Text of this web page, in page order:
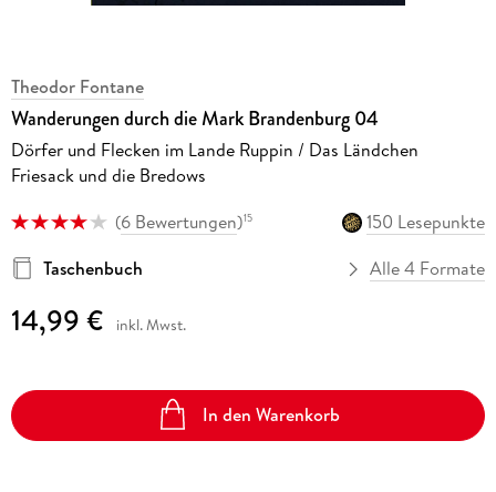
Theodor Fontane
Wanderungen durch die Mark Brandenburg 04
Dörfer und Flecken im Lande Ruppin / Das Ländchen
Friesack und die Bredows
(6 Bewertungen)15
150 Lesepunkte
Taschenbuch
Alle 4 Formate
14,99 € inkl. Mwst.
In den Warenkorb